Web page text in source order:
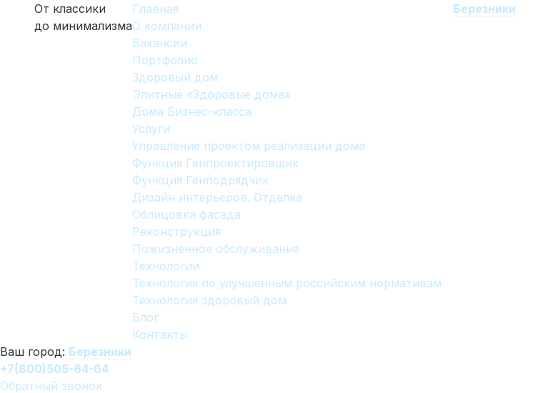
От классики
до минимализма
Главная
О компании
Вакансии
Портфолио
Здоровый дом
Элитные «Здоровые дома»
Дома Бизнес-класса
Услуги
Управление проектом реализации дома
Функция Генпроектировщик
Функция Генподрядчик
Дизайн интерьеров. Отделка
Облицовка фасада
Реконструкция
Пожизненное обслуживание
Технологии
Технология по улучшенным российским нормативам
Технология здоровый дом
Блог
Контакты
Березники
Ваш город: Березники
+7(800)505-64-64
Обратный звонок